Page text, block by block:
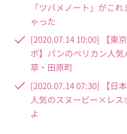
「ツバメノート」がこ
ゃった
[2020.07.14 10:00] 【東
ポ】パンのペリカン人
草・田原町
[2020.07.14 07:30] 【日
人気のスヌーピー×レス
よ